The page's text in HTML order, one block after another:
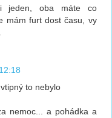
jeden, oba máte co
mám furt dost času, vy
to nebylo
nemoc... a pohádka a